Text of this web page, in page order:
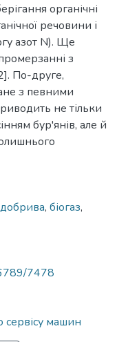
органічні
речовини і
азот N). Ще
з
По-друге,
з певними
не тільки
бур'янів, але й
добрива, біогаз,
7478
сервісу машин